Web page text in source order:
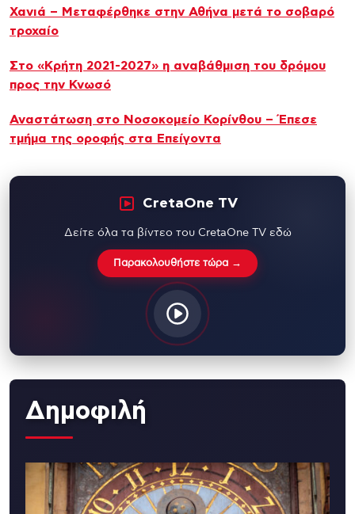
Χανιά – Μεταφέρθηκε στην Αθήνα μετά το σοβαρό
τροχαίο
Στο «Κρήτη 2021-2027» η αναβάθμιση του δρόμου
προς την Κνωσό
Αναστάτωση στο Νοσοκομείο Κορίνθου – Έπεσε
τμήμα της οροφής στα Επείγοντα
CretaOne TV
Δείτε όλα τα βίντεο του CretaOne TV εδώ
Παρακολουθήστε τώρα →
Δημοφιλή